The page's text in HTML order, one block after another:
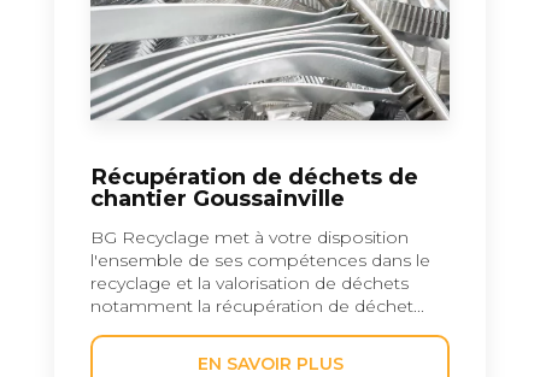
Récupération de déchets de
chantier Goussainville
BG Recyclage met à votre disposition
l'ensemble de ses compétences dans le
recyclage et la valorisation de déchets
notamment la récupération de déchet...
EN SAVOIR PLUS